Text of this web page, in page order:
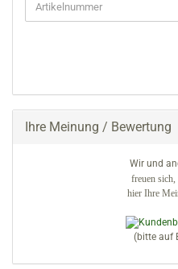
SIE
DIE
EIN.
Ihre Meinung / Bewertung
Wir und
freuen
hier Ihre
(bitte auf